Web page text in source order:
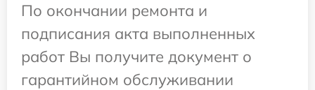
По окончании ремонта и
подписания акта выполненных
работ Вы получите документ о
гарантийном обслуживании